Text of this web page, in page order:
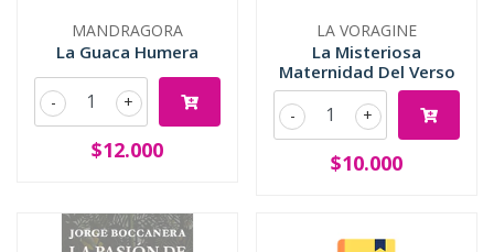
MANDRAGORA
La Guaca Humera
+
-
$12.000
LA VORAGINE
La Misteriosa
Maternidad Del Verso
+
-
$10.000